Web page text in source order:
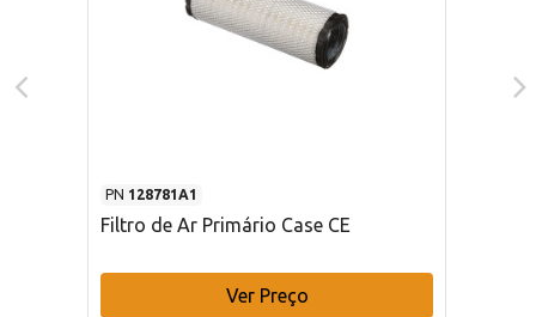
PN 128781A1
Filtro de Ar Primário Case CE
Ver Preço